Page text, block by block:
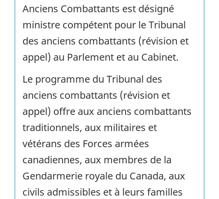
Anciens Combattants est désigné
ministre compétent pour le Tribunal
des anciens combattants (révision et
appel) au Parlement et au Cabinet.
Le programme du Tribunal des
anciens combattants (révision et
appel) offre aux anciens combattants
traditionnels, aux militaires et
vétérans des Forces armées
canadiennes, aux membres de la
Gendarmerie royale du Canada, aux
civils admissibles et à leurs familles